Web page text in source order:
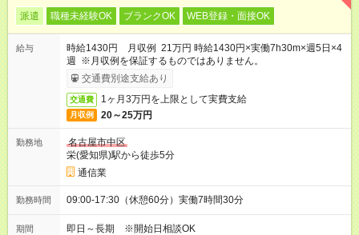
派遣 職種未経験OK ブランクOK WEB登録・面接OK
給与
時給1430円 月収例 21万円 時給1430円×実働7h30m×週5日×4
週 ※月収例を保証するものではありません。
交通費別途支給あり
交通費 1ヶ月3万円を上限として実費支給
月収例 20～25万円
勤務地
名古屋市中区
栄(愛知県)駅から徒歩5分
通信業
勤務時間 09:00-17:30（休憩60分）実働7時間30分
期間 即日～長期 ※開始日相談OK